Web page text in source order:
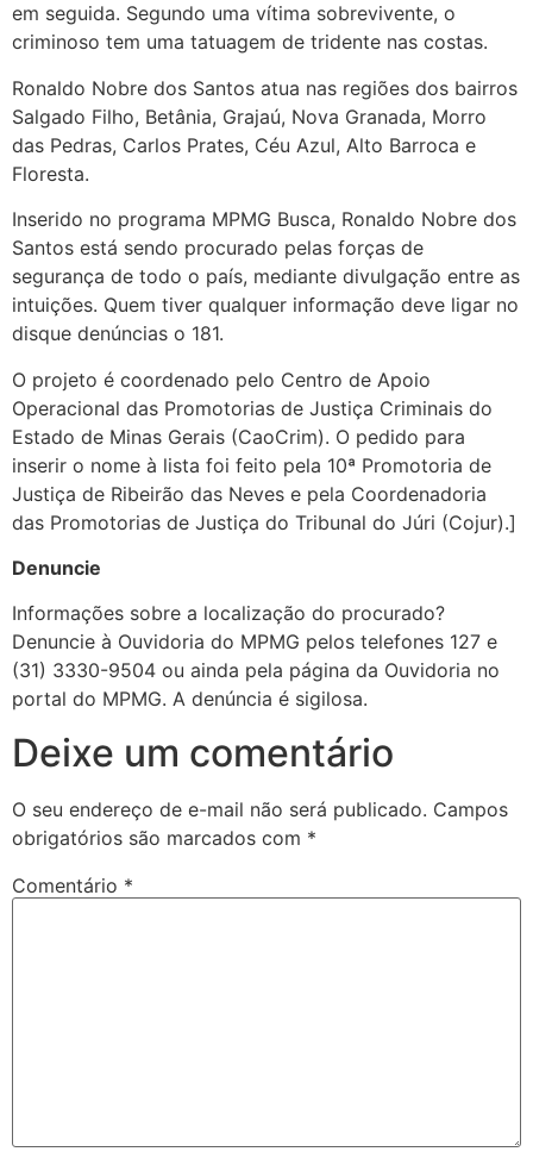
em seguida. Segundo uma vítima sobrevivente, o
criminoso tem uma tatuagem de tridente nas costas.
Ronaldo Nobre dos Santos atua nas regiões dos bairros
Salgado Filho, Betânia, Grajaú, Nova Granada, Morro
das Pedras, Carlos Prates, Céu Azul, Alto Barroca e
Floresta.
Inserido no programa MPMG Busca, Ronaldo Nobre dos
Santos está sendo procurado pelas forças de
segurança de todo o país, mediante divulgação entre as
intuições. Quem tiver qualquer informação deve ligar no
disque denúncias o 181.
O projeto é coordenado pelo Centro de Apoio
Operacional das Promotorias de Justiça Criminais do
Estado de Minas Gerais (CaoCrim). O pedido para
inserir o nome à lista foi feito pela 10ª Promotoria de
Justiça de Ribeirão das Neves e pela Coordenadoria
das Promotorias de Justiça do Tribunal do Júri (Cojur).]
Denuncie
Informações sobre a localização do procurado?
Denuncie à Ouvidoria do MPMG pelos telefones 127 e
(31) 3330-9504 ou ainda pela página da Ouvidoria no
portal do MPMG. A denúncia é sigilosa.
Deixe um comentário
O seu endereço de e-mail não será publicado. Campos
obrigatórios são marcados com *
Comentário *